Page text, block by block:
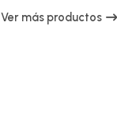
Ver más productos